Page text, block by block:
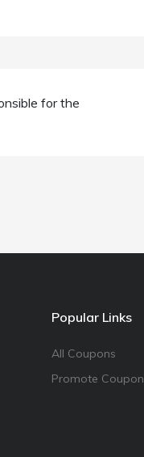
for the
Popular Links
All Coupons
Promote Coupon